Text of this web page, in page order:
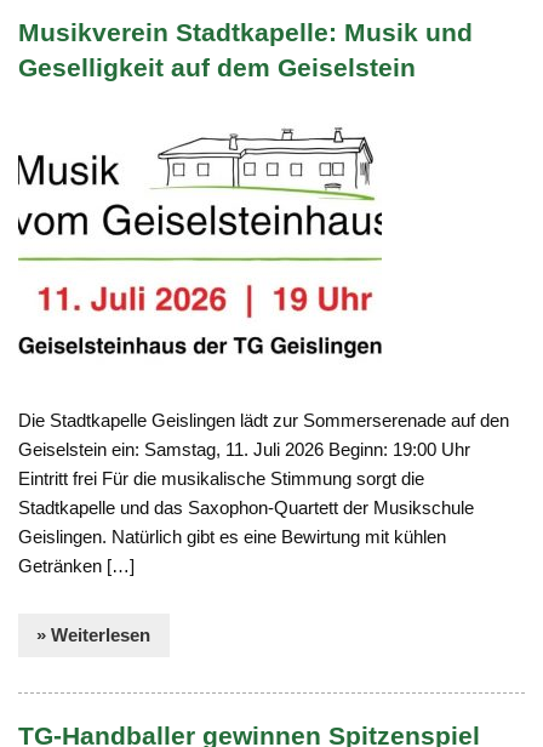
Musikverein Stadtkapelle: Musik und
Geselligkeit auf dem Geiselstein
Die Stadtkapelle Geislingen lädt zur Sommerserenade auf den
Geiselstein ein: Samstag, 11. Juli 2026 Beginn: 19:00 Uhr
Eintritt frei Für die musikalische Stimmung sorgt die
Stadtkapelle und das Saxophon-Quartett der Musikschule
Geislingen. Natürlich gibt es eine Bewirtung mit kühlen
Getränken […]
» Weiterlesen
TG-Handballer gewinnen Spitzenspiel